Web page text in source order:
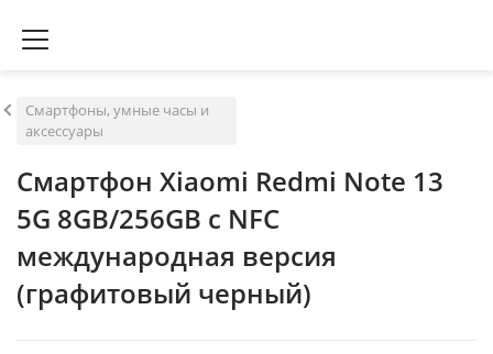
Смартфоны, умные часы и
аксессуары
Смартфон Xiaomi Redmi Note 13
5G 8GB/256GB с NFC
международная версия
(графитовый черный)